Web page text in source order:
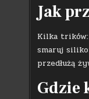
Jak
Kilka
smaruj
przedłużą
Gdzie